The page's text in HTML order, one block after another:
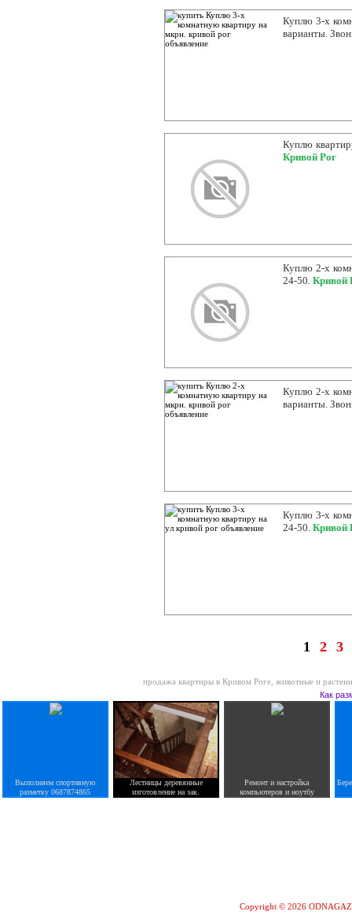
Куплю 3-х
варианты.
Куплю
Кривой Рог
Куплю 2-х
24-50. Кривой
Куплю 2-х
варианты.
Куплю 3-х
24-50. Кривой
1 2 3
продажа квартиры в Кривом Роге ,животные и
Как
Выполняем спортивную
разметку 0687874865
Лестницы деревянные
изготовление на зак.
Ремонт и настройка
компьютеров и ноутбу
Copyright © 2026